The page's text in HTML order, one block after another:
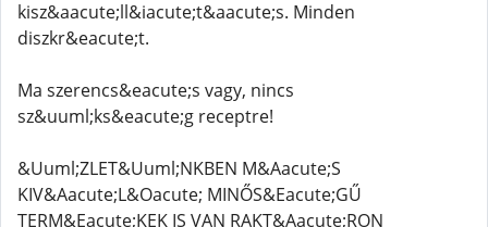
kisz&aacute;ll&iacute;t&aacute;s. Minden
diszkr&eacute;t.
Ma szerencs&eacute;s vagy, nincs
sz&uuml;ks&eacute;g receptre!
&Uuml;ZLET&Uuml;NKBEN M&Aacute;S
KIV&Aacute;L&Oacute; MINŐS&Eacute;GŰ
TERM&Eacute;KEK IS VAN RAKT&Aacute;RON